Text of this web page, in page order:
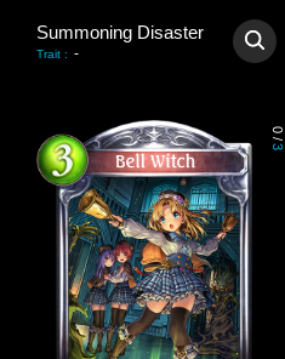
Summoning Disaster
Trait : -
0
/
3